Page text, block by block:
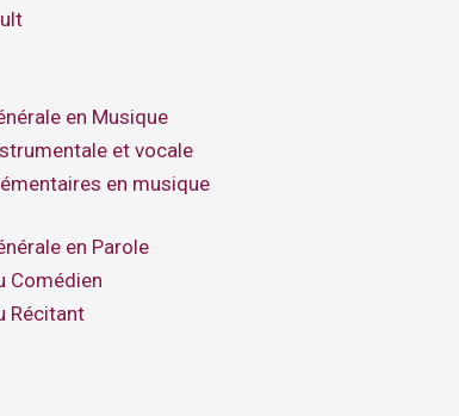
en Musique
et vocale
en musique
en Parole
Comédien
Récitant